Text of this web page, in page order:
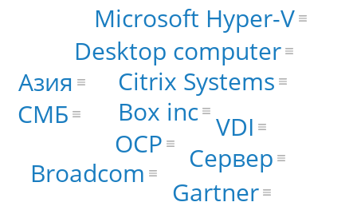
Box inc
Citrix Systems
OCP
Сервер
Desktop computer
VDI
Broadcom
Microsoft Hyper-V
Азия
СМБ
Gartner